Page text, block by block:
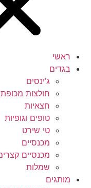
ראשי
בגדים
ג’ינסים
חולצות
חצאיות
טופים וגופיות
טי שירט
מכנסיים
מכנסיים
שמלות
מותגים